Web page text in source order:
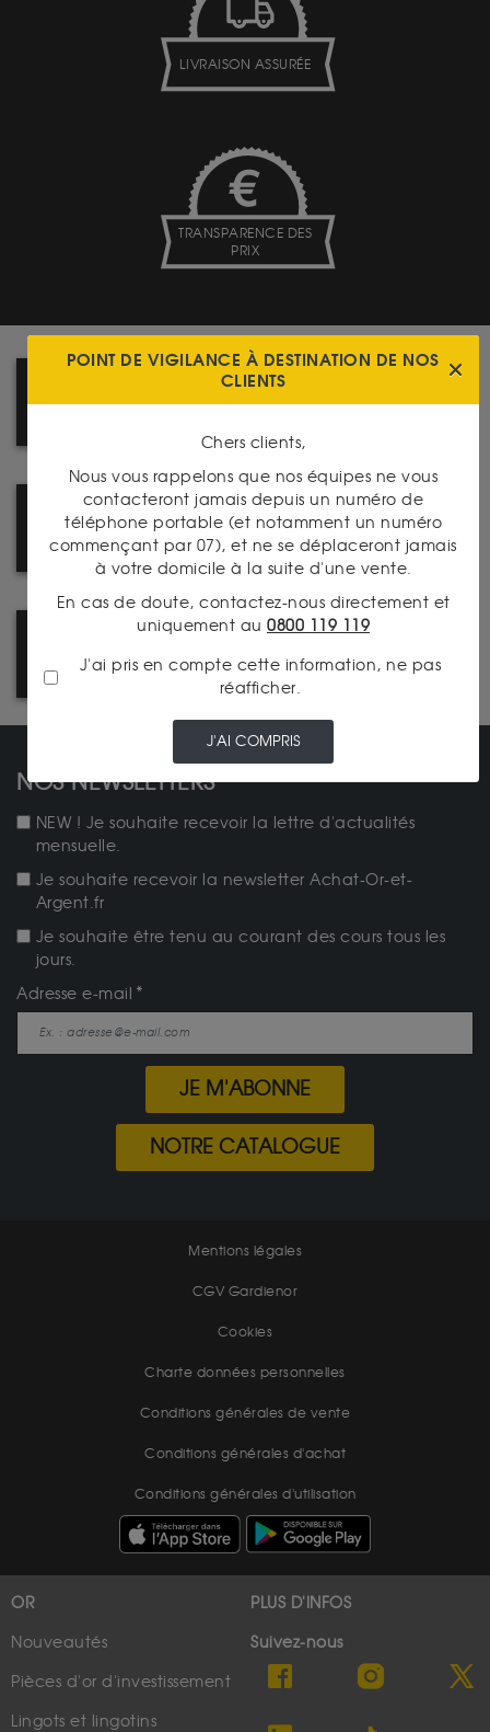
LIVRAISON ASSURÉE
TRANSPARENCE DES
PRIX
PRENEZ RENDEZ-VOUS DANS
DÉCOUVREZ NOTRE
CATALOGUE PRODUITS
NUMISMATIQUE
NOS NEWSLETTERS
NEW ! Je souhaite recevoir la lettre d'actualités
mensuelle.
Je souhaite recevoir la newsletter Achat-Or-et-
Argent.fr
Je souhaite être tenu au courant des cours tous les
jours.
Adresse e-mail
JE M'ABONNE
NOTRE CATALOGUE
Mentions légales
CGV Gardienor
Cookies
Charte données personnelles
Conditions générales de vente
Conditions générales d'achat
Conditions générales d'utilisation
OR
Nouveautés
Pièces d'or d'investissement
Lingots et lingotins
PLUS D'INFOS
Suivez-nous
POINT DE VIGILANCE À DESTINATION DE NOS
CLIENTS
Chers clients,
Nous vous rappelons que nos équipes ne vous
contacteront jamais depuis un numéro de
téléphone portable (et notamment un numéro
commençant par 07), et ne se déplaceront jamais
à votre domicile à la suite d'une vente.
En cas de doute, contactez-nous directement et
uniquement au 0800 119 119
J'ai pris en compte cette information, ne pas
réafficher.
J'AI COMPRIS